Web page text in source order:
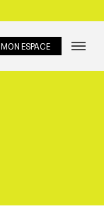
MON ESPACE